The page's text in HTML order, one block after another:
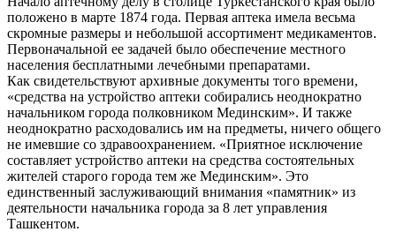
положено в марте 1874 года. Первая аптека имела весьма
скромные размеры и небольшой ассортимент медикаментов.
Первоначальной ее задачей было обеспечение местного
населения бесплатными лечебными препаратами.
Как свидетельствуют архивные документы того времени,
«средства на устройство аптеки собирались неоднократно
начальником города полковником Мединским». И также
неоднократно расходовались им на предметы, ничего общего
не имевшие со здравоохранением. «Приятное исключение
составляет устройство аптеки на средства состоятельных
жителей старого города тем же Мединским». Это
единственный заслуживающий внимания «памятник» из
деятельности начальника города за 8 лет управления
Ташкентом.